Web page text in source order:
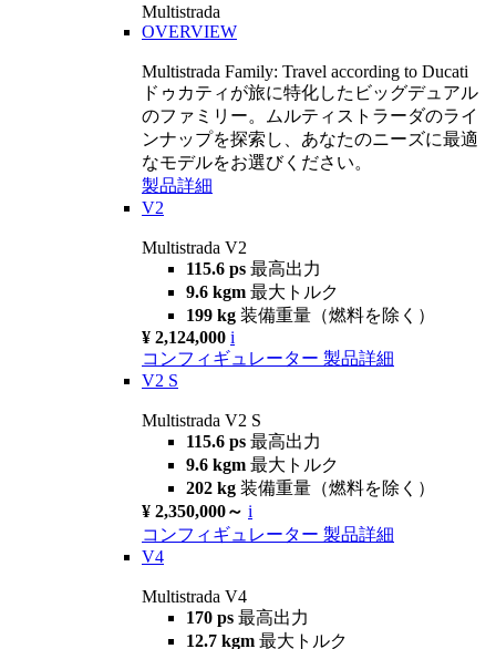
Multistrada
OVERVIEW
Multistrada Family: Travel according to Ducati
ドゥカティが旅に特化したビッグデュアル
のファミリー。ムルティストラーダのライ
ンナップを探索し、あなたのニーズに最適
なモデルをお選びください。
製品詳細
V2
Multistrada V2
115.6 ps 最高出力
9.6 kgm 最大トルク
199 kg 装備重量（燃料を除く）
¥ 2,124,000 i
コンフィギュレーター 製品詳細
V2 S
Multistrada V2 S
115.6 ps 最高出力
9.6 kgm 最大トルク
202 kg 装備重量（燃料を除く）
¥ 2,350,000～ i
コンフィギュレーター 製品詳細
V4
Multistrada V4
170 ps 最高出力
12.7 kgm 最大トルク